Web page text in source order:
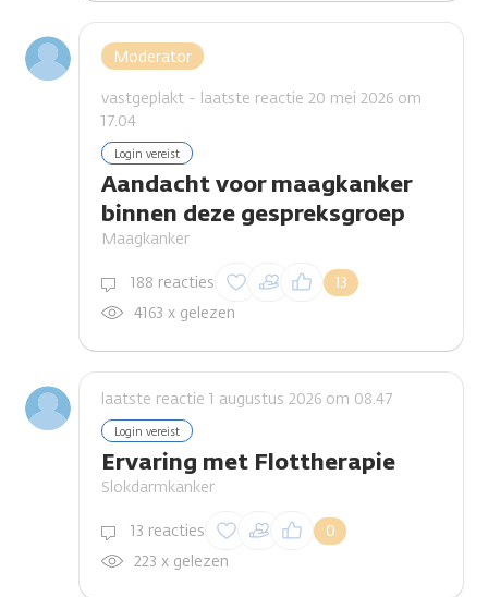
Moderator
vastgeplakt - laatste reactie 20 mei 2026 om
17.04
Login vereist
Aandacht voor maagkanker
binnen deze gespreksgroep
Maagkanker
188 reacties 13
Inloggen om een
reactie te plaatsen
4163 x gelezen
laatste reactie 1 augustus 2026 om 08.47
Login vereist
Ervaring met Flottherapie
Slokdarmkanker
13 reacties 0
Inloggen om een
reactie te plaatsen
223 x gelezen